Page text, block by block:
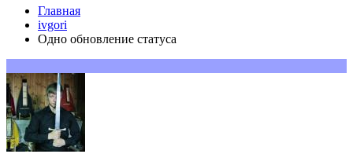
Главная
ivgori
Одно обновление статуса